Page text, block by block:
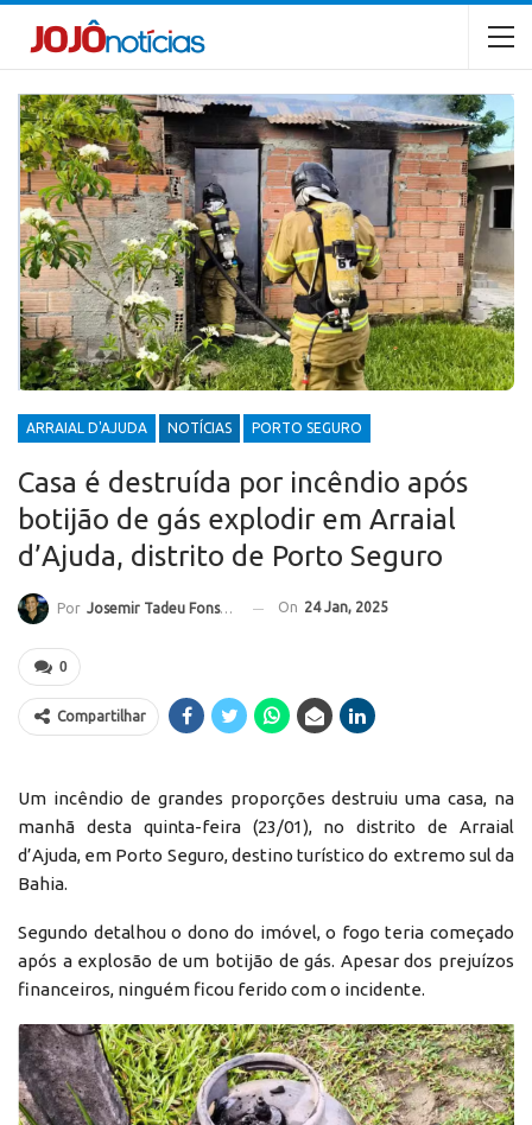
ARRAIAL D'AJUDA NOTÍCIAS PORTO SEGURO
Casa é destruída por incêndio após
botijão de gás explodir em Arraial
d’Ajuda, distrito de Porto Seguro
Por Josemir Tadeu Fonseca On 24 Jan, 2025
0
Compartilhar
Um incêndio de grandes proporções destruiu uma casa, na
manhã desta quinta-feira (23/01), no distrito de Arraial
d’Ajuda, em Porto Seguro, destino turístico do extremo sul da
Bahia.
Segundo detalhou o dono do imóvel, o fogo teria começado
após a explosão de um botijão de gás. Apesar dos prejuízos
financeiros, ninguém ficou ferido com o incidente.